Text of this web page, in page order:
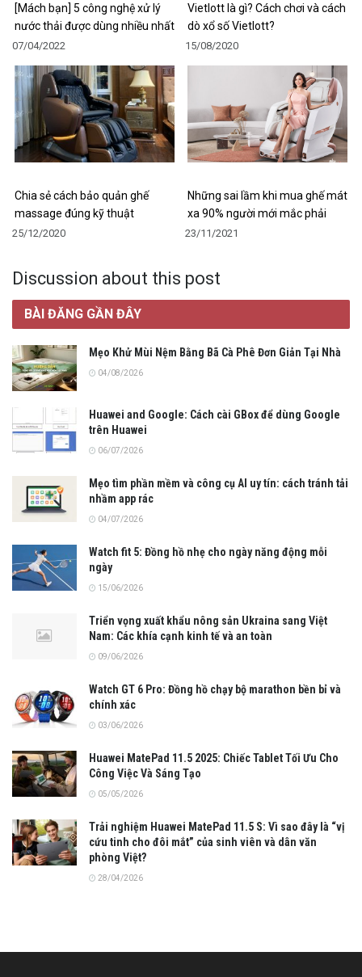
[Mách bạn] 5 công nghệ xử lý
nước thải được dùng nhiều nhất
07/04/2022
Vietlott là gì? Cách chơi và cách
dò xổ số Vietlott?
15/08/2020
Chia sẻ cách bảo quản ghế
massage đúng kỹ thuật
25/12/2020
Những sai lầm khi mua ghế mát
xa 90% người mới mắc phải
23/11/2021
Discussion about this post
BÀI ĐĂNG GẦN ĐÂY
Mẹo Khử Mùi Nệm Bằng Bã Cà Phê Đơn Giản Tại Nhà
04/08/2026
Huawei and Google: Cách cài GBox để dùng Google
trên Huawei
06/07/2026
Mẹo tìm phần mềm và công cụ AI uy tín: cách tránh tải
nhầm app rác
04/07/2026
Watch fit 5: Đồng hồ nhẹ cho ngày năng động mỗi
ngày
15/06/2026
Triển vọng xuất khẩu nông sản Ukraina sang Việt
Nam: Các khía cạnh kinh tế và an toàn
09/06/2026
Watch GT 6 Pro: Đồng hồ chạy bộ marathon bền bỉ và
chính xác
03/06/2026
Huawei MatePad 11.5 2025: Chiếc Tablet Tối Ưu Cho
Công Việc Và Sáng Tạo
05/05/2026
Trải nghiệm Huawei MatePad 11.5 S: Vì sao đây là “vị
cứu tinh cho đôi mắt” của sinh viên và dân văn
phòng Việt?
28/04/2026